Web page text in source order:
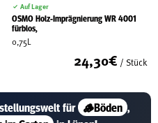
Auf Lager
OSMO Holz-Imprägnierung WR 4001
fürblos,
0,75L
24,30€ / Stück
für 🪵Böden ,